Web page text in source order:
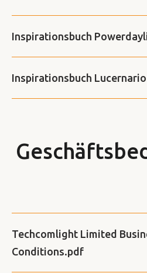
Inspirationsbuch
Inspirationsbuch Lucernario
Techcomlight Limited
Conditions.pdf